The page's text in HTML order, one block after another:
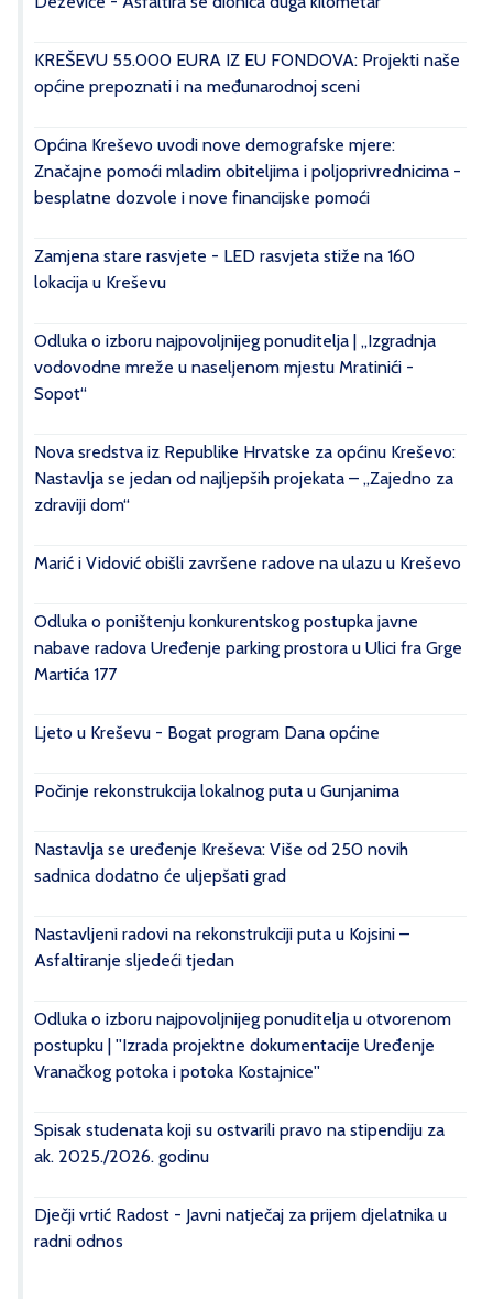
KREŠEVU 55.000 EURA IZ EU FONDOVA: Projekti naše
općine prepoznati i na međunarodnoj sceni
Općina Kreševo uvodi nove demografske mjere:
Značajne pomoći mladim obiteljima i poljoprivrednicima -
besplatne dozvole i nove financijske pomoći
Zamjena stare rasvjete - LED rasvjeta stiže na 160
lokacija u Kreševu
Odluka o izboru najpovoljnijeg ponuditelja | „Izgradnja
vodovodne mreže u naseljenom mjestu Mratinići -
Sopot“
Nova sredstva iz Republike Hrvatske za općinu Kreševo:
Nastavlja se jedan od najljepših projekata – „Zajedno za
zdraviji dom“
Marić i Vidović obišli završene radove na ulazu u Kreševo
Odluka o poništenju konkurentskog postupka javne
nabave radova Uređenje parking prostora u Ulici fra Grge
Martića 177
Ljeto u Kreševu - Bogat program Dana općine
Počinje rekonstrukcija lokalnog puta u Gunjanima
Nastavlja se uređenje Kreševa: Više od 250 novih
sadnica dodatno će uljepšati grad
Nastavljeni radovi na rekonstrukciji puta u Kojsini –
Asfaltiranje sljedeći tjedan
Odluka o izboru najpovoljnijeg ponuditelja u otvorenom
postupku | ''Izrada projektne dokumentacije Uređenje
Vranačkog potoka i potoka Kostajnice''
Spisak studenata koji su ostvarili pravo na stipendiju za
ak. 2025./2026. godinu
Dječji vrtić Radost - Javni natječaj za prijem djelatnika u
radni odnos